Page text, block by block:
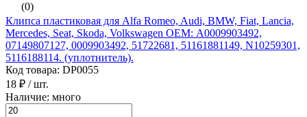
(0)
Клипса пластиковая для Alfa Romeo, Audi, BMW, Fiat, Lancia,
Mercedes, Seat, Skoda, Volkswagen ОЕМ: A0009903492,
07149807127, 0009903492, 51722681, 51161881149, N10259301,
5116188114. (уплотнитель).
Код товара: DP0055
18 ₽ / шт.
Наличие: много